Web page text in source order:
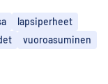
lapsiperheet
vuoroasuminen